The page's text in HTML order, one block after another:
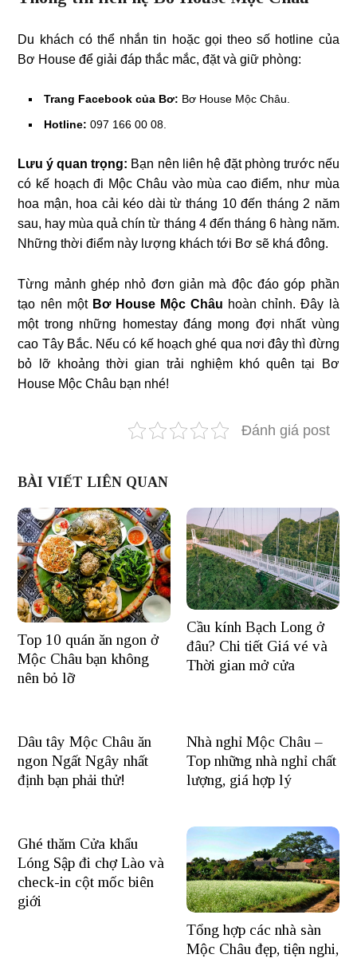
Du khách có thể nhắn tin hoặc gọi theo số hotline của
Bơ House để giải đáp thắc mắc, đặt và giữ phòng:
Trang Facebook của Bơ: Bơ House Mộc Châu.
Hotline:097 166 00 08.
Lưu ý quan trọng: Bạn nên liên hệ đặt phòng trước nếu
có kế hoạch đi Mộc Châu vào mùa cao điểm, như mùa
hoa mận, hoa cải kéo dài từ tháng 10 đến tháng 2 năm
sau, hay mùa quả chín từ tháng 4 đến tháng 6 hàng năm.
Những thời điểm này lượng khách tới Bơ sẽ khá đông.
Từng mảnh ghép nhỏ đơn giản mà độc đáo góp phần
tạo nên mộtBơ House Mộc Châu hoàn chỉnh. Đây là
một trong những homestay đáng mong đợi nhất vùng
cao Tây Bắc. Nếu có kế hoạch ghé qua nơi đây thì đừng
bỏ lỡ khoảng thời gian trải nghiệm khó quên tại Bơ
House Mộc Châu bạn nhé!
Đánh giá post
BÀI VIẾT LIÊN QUAN
Top 10 quán ăn ngon ở
Mộc Châu bạn không
nên bỏ lỡ
Cầu kính Bạch Long ở
đâu? Chi tiết Giá vé và
Thời gian mở cửa
Dâu tây Mộc Châu ăn
ngon Ngất Ngây nhất
định bạn phải thử!
Nhà nghỉ Mộc Châu –
Top những nhà nghỉ chất
lượng, giá hợp lý
Ghé thăm Cửa khẩu
Lóng Sập đi chợ Lào và
check-in cột mốc biên
giới
Tổng hợp các nhà sàn
Mộc Châu đẹp, tiện nghi,